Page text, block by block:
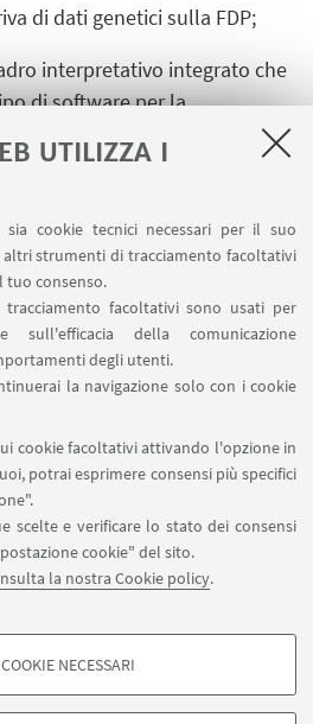
UTILIZZA I
cookie tecnici necessari per il suo
strumenti di tracciamento facoltativi
tuo consenso.
facoltativi sono usati per
sull'efficacia della comunicazione
degli utenti.
la navigazione solo con i cookie
cookie facoltativi attivando l'opzione in
potrai esprimere consensi più specifici
scelte e verificare lo stato dei consensi
cookie" del sito.
la nostra Cookie policy.
- FACOLTATIVI
NECESSARI
di dati genetici sulla FDP;
interpretativo integrato che
di software per la
dell'età, tenendo conto